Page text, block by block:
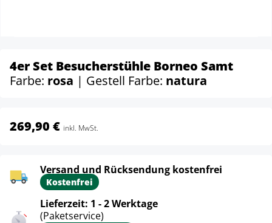
4er Set Besucherstühle Borneo Samt
Farbe: rosa | Gestell Farbe: natura
269,90 € inkl. MwSt.
Versand und Rücksendung kostenfrei
Kostenfrei
Lieferzeit: 1 - 2 Werktage
(Paketservice)